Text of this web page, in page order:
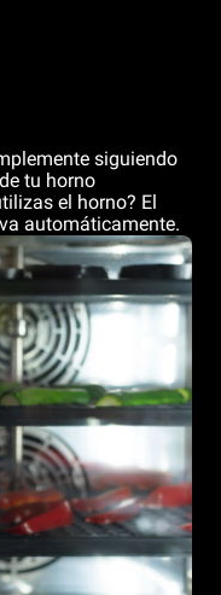
siguiendo
tu horno
el horno? El
automáticamente.